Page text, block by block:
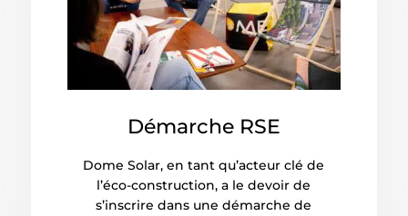
Démarche RSE
Dome Solar, en tant qu’acteur clé de
l’éco-construction, a le devoir de
s’inscrire dans une démarche de